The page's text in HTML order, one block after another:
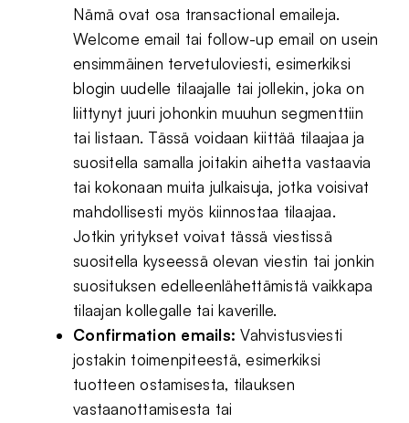
Nämä ovat osa transactional emaileja.
Welcome email tai follow-up email on usein
ensimmäinen tervetuloviesti, esimerkiksi
blogin uudelle tilaajalle tai jollekin, joka on
liittynyt juuri johonkin muuhun segmenttiin
tai listaan. Tässä voidaan kiittää tilaajaa ja
suositella samalla joitakin aihetta vastaavia
tai kokonaan muita julkaisuja, jotka voisivat
mahdollisesti myös kiinnostaa tilaajaa.
Jotkin yritykset voivat tässä viestissä
suositella kyseessä olevan viestin tai jonkin
suosituksen edelleenlähettämistä vaikkapa
tilaajan kollegalle tai kaverille.
Confirmation emails: Vahvistusviesti
jostakin toimenpiteestä, esimerkiksi
tuotteen ostamisesta, tilauksen
vastaanottamisesta tai